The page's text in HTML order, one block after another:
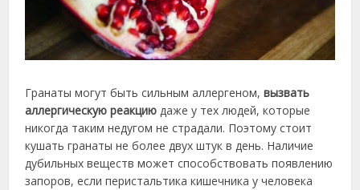
Гранаты могут быть сильным аллергеном,вызвать
аллергическую реакцию даже у тех людей, которые
никогда таким недугом не страдали. Поэтому стоит
кушать гранаты не более двух штук в день. Наличие
дубильных веществ может способствовать появлению
запоров, если перистальтика кишечника у человека